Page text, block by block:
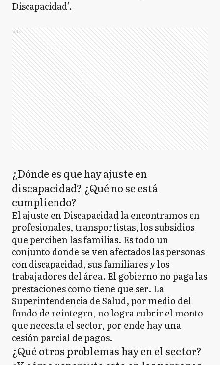
Discapacidad’.
Ads
¿Dónde es que hay ajuste en
discapacidad? ¿Qué no se está
cumpliendo?
El ajuste en Discapacidad la encontramos en
profesionales, transportistas, los subsidios
que perciben las familias. Es todo un
conjunto donde se ven afectados las personas
con discapacidad, sus familiares y los
trabajadores del área. El gobierno no paga las
prestaciones como tiene que ser. La
Superintendencia de Salud, por medio del
fondo de reintegro, no logra cubrir el monto
que necesita el sector, por ende hay una
cesión parcial de pagos.
¿Qué otros problemas hay en el sector?